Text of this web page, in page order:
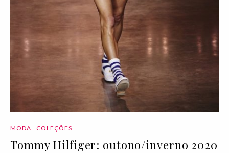
MODA COLEÇÕES
Tommy Hilfiger: outono/inverno 2020